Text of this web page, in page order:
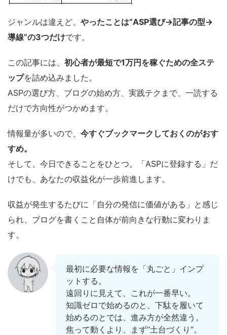
ジャンルは違えど、 やったことは“ASP選び→記事の型→
導線”の3つだけです。
この記事には、 初心者が最短で1万円を稼ぐための全ステ
ップを詰め込みました。
ASPの選び方、ブログの始め方、実践テクまで、一読する
だけで方向性がつかめます。
情報量が多いので、 今すぐブックマークしておくのがおす
すめ。
そして、今日できることをひとつ。「ASPに登録する」だ
けでも、あなたの収益化が一歩前進します。
収益が発生するたびに「自分の発信に価値がある」と感じ
られ、ブログを書くこと自体が前向きな行動に変わりま
す。
最初に必要な情報を「丸ごと」インプ
ットする。
遠回りに見えて、これが一番早い。
知識ゼロで始めるのと、下駄を履いて
始めるのとでは、進み方が全然違う。
焦って動くより、まず“土台づくり”。